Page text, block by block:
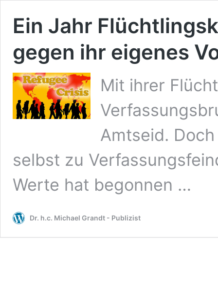
Ein Jahr
gegen ihr eigenes
Mit ihrer
Amtseid.
selbst zu
Werte hat begonnen …
Dr. h.c. Michael Grandt - Publizist